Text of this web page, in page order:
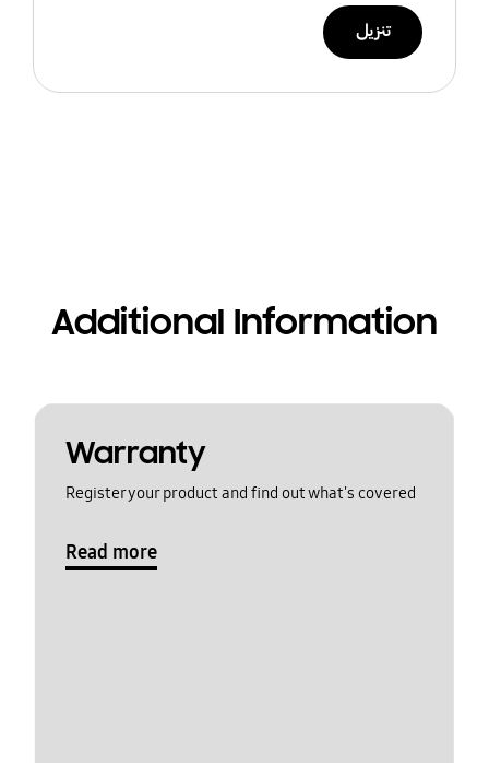
تنزيل
Additional Information
Warranty
Register your product and find out what's covered
Read more